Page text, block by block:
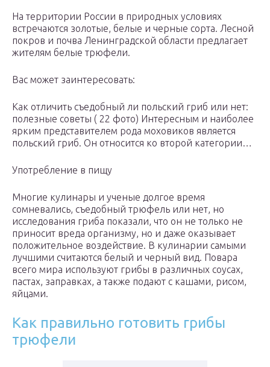
На территории России в природных условиях
встречаются золотые, белые и черные сорта. Лесной
покров и почва Ленинградской области предлагает
жителям белые трюфели.
Вас может заинтересовать:
Как отличить съедобный ли польский гриб или нет:
полезные советы ( 22 фото) Интересным и наиболее
ярким представителем рода моховиков является
польский гриб. Он относится ко второй категории…
Употребление в пищу
Многие кулинары и ученые долгое время
сомневались, съедобный трюфель или нет, но
исследования гриба показали, что он не только не
приносит вреда организму, но и даже оказывает
положительное воздействие. В кулинарии самыми
лучшими считаются белый и черный вид. Повара
всего мира используют грибы в различных соусах,
пастах, заправках, а также подают с кашами, рисом,
яйцами.
Как правильно готовить грибы
трюфели